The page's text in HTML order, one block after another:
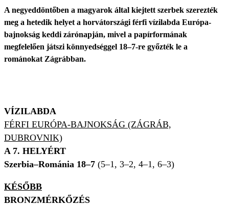
A negyeddöntőben a magyarok által kiejtett szerbek szerezték
meg a hetedik helyet a horvátországi férfi vízilabda Európa-
bajnokság keddi zárónapján, mivel a papírformának
megfelelően játszi könnyedséggel 18–7-re győzték le a
románokat Zágrábban.
VÍZILABDA
FÉRFI EURÓPA-BAJNOKSÁG (ZÁGRÁB,
DUBROVNIK)
A 7. HELYÉRT
Szerbia–Románia 18–7 (5–1, 3–2, 4–1, 6–3)
KÉSŐBB
BRONZMÉRKŐZÉS